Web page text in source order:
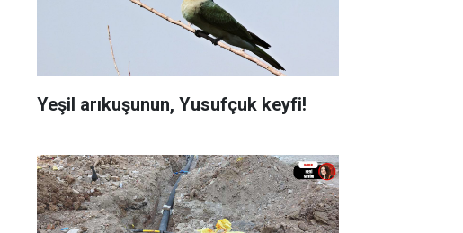
Yeşil arıkuşunun, Yusufçuk keyfi!